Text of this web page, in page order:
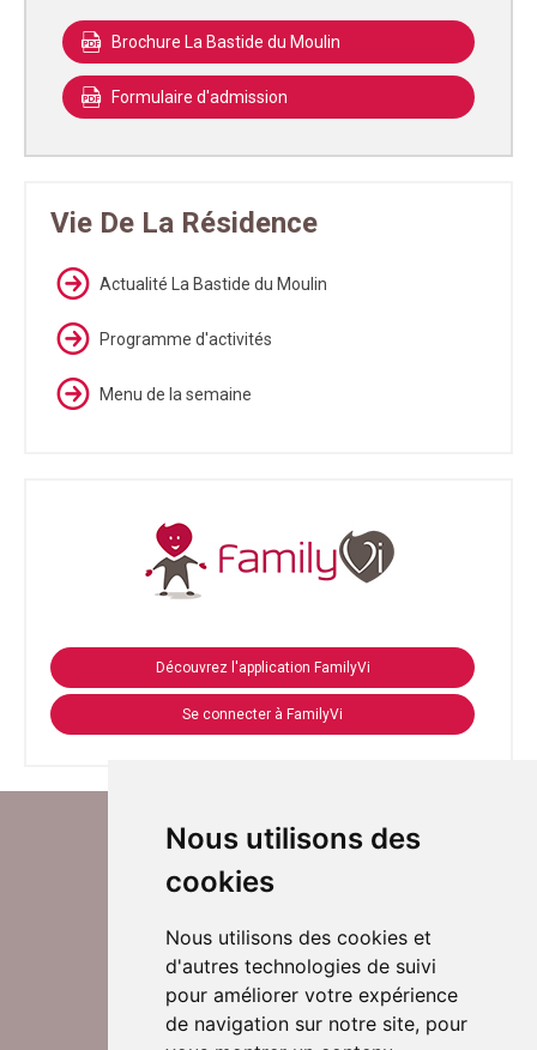
Nous utilisons des
cookies
Nous utilisons des cookies et
d'autres technologies de suivi
pour améliorer votre expérience
de navigation sur notre site, pour
Brochure La Bastide du Moulin
Formulaire d'admission
Vie De La Résidence
Actualité La Bastide du Moulin
Programme d'activités
Menu de la semaine
Découvrez l'application FamilyVi
Se connecter à FamilyVi
Suivez-nous sur Twitter